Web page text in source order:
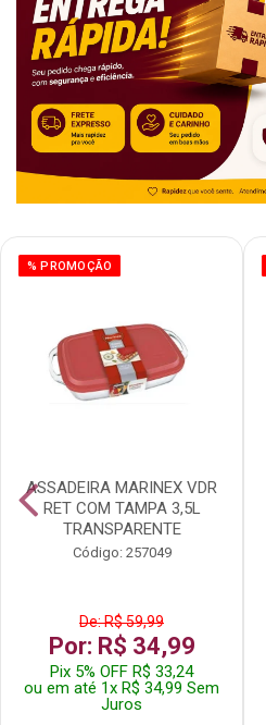
% PROMOÇÃO
ASSADEIRA MARINEX VDR
RET COM TAMPA 3,5L
TRANSPARENTE
Código: 257049
De: R$ 59,99
Por: R$ 34,99
Pix 5% OFF R$ 33,24
ou em até 1x R$ 34,99 Sem
Juros